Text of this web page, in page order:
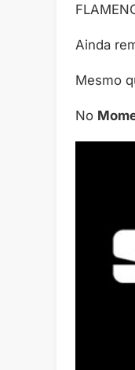
Ainda
Mesmo
No